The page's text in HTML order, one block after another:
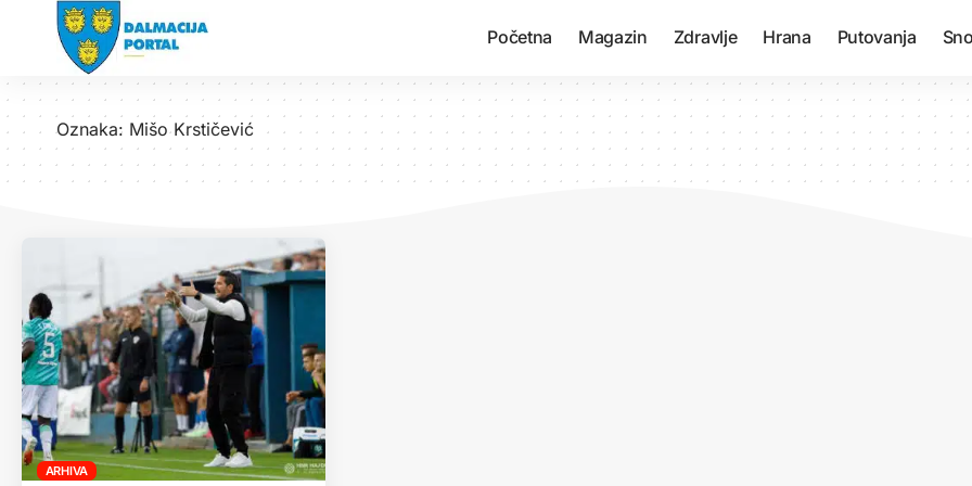
Početna Magazin Zdravlje Hrana Putovanja
Oznaka: Mišo Krstičević
ARHIVA